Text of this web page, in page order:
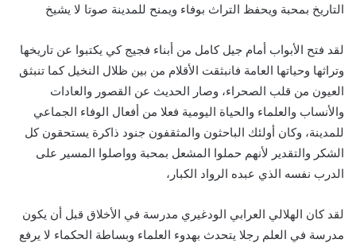
التاريخ بمحبة ويحفظ التراث بوفاء ويمنح للمدينة صوتا لا يشيخ
لقد فتح الأبواب أمام جيل كامل من أبناء فجيج كي يكتبوا عن تاريخها
وتراثها وحياتها العامة فانبثقت الأقلام من بين ظلال النخيل كما تنبثق
العيون من قلب الصحراء، وصار الحديث عن القصور والعادات
والأنساب والعلماء والحياة اليومية فعلا من أفعال الوفاء الجماعي
للمدينة، وكان أولئك الباحثون والمثقفون جنود ذاكرة يستحقون كل
الشكر والتقدير لأنهم حملوا المشعل بمحبة وواصلوا المسير على
الدرب نفسه الذي عبده الرواد الكبار،
لقد كان الهلالي العرابي الودغيري مدرسة في الأخلاق قبل أن يكون
مدرسة في العلم رجلا يتحدث بهدوء العلماء وبساطة الحكماء لا يرفع